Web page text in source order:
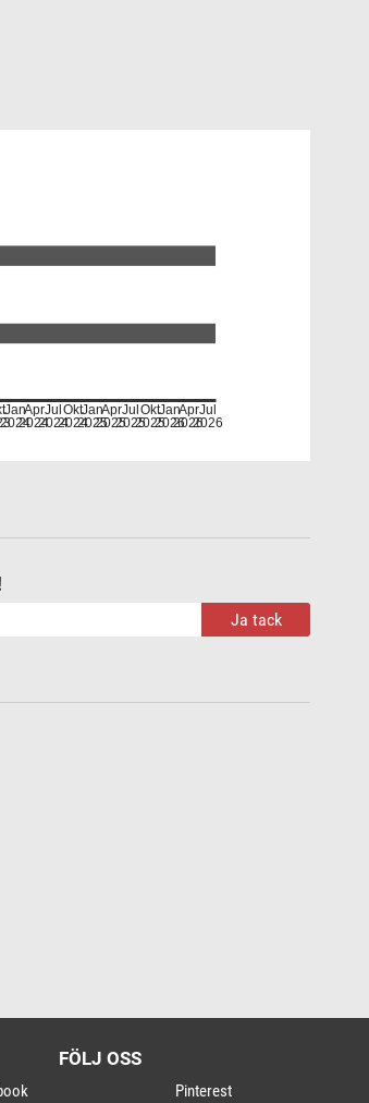
Jan
2024
Apr
2024
Jul
2024
Okt
2024
Jan
2025
Apr
2025
Jul
2025
Okt
2025
Jan
2026
Apr
2026
Jul
2026
Ja tack
FÖLJ OSS
Pinterest